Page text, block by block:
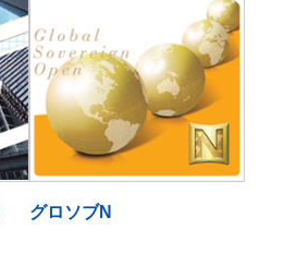
グロソブN